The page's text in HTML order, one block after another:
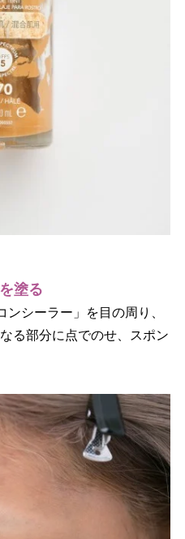
塗る
ンシーラー」を目の周り、
る部分に点でのせ、スポン